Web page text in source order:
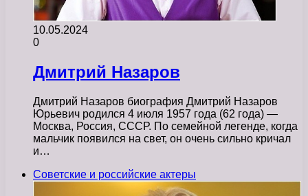
10.05.2024
0
Дмитрий Назаров
Дмитрий Назаров биография Дмитрий Назаров
Юрьевич родился 4 июля 1957 года (62 года) —
Москва, Россия, СССР. По семейной легенде, когда
мальчик появился на свет, он очень сильно кричал
и…
Советские и российские актеры